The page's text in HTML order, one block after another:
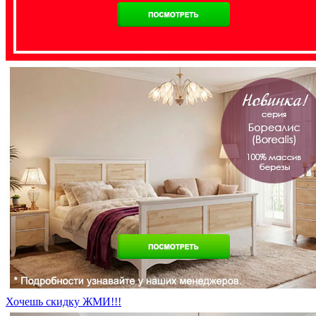
Хочешь скидку ЖМИ!!!